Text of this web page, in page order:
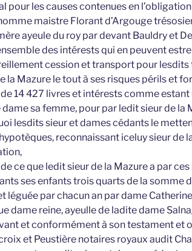
pour les causes contenues en
maistre Florant d’Argouge
ayeule du roy par devant Bauldry et
des intérests qui en peuvent
cession et transport pour
Mazure le tout à ses risques périls et
14 427 livres et intérests comme estant
sa femme, pour par ledit sieur de la
lesdits sieur et dames cédants le
reconnaissant iceluy sieur de
ce que ledit sieur de la Mazure a par
ses enfants trois quarts de la somme
léguée par chacun an par dame
dame reine, ayeulle de ladite dame
et conformément à son testament et
et Peustière notaires royaux audit